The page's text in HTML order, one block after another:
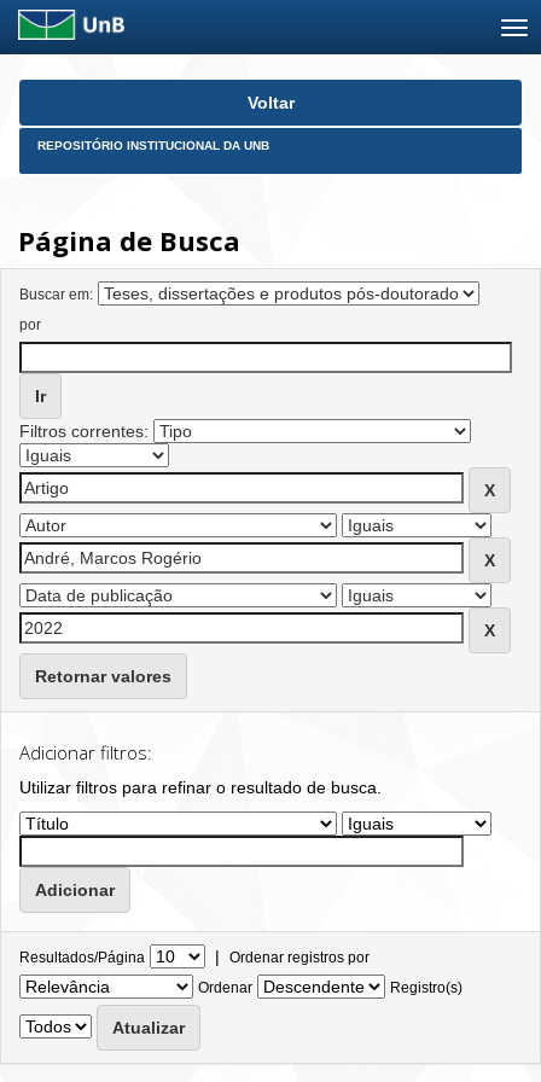
Skip
Voltar
REPOSITÓRIO INSTITUCIONAL DA UNB
Página de Busca
Buscar em:
por
Filtros correntes:
Retornar valores
Adicionar filtros:
Utilizar filtros para refinar o resultado de busca.
Resultados/Página | Ordenar registros por
Ordenar
Registro(s)